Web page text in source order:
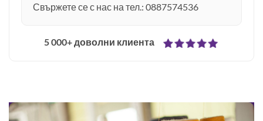
Свържете се с нас на тел.: 0887574536
5 000+ доволни клиента